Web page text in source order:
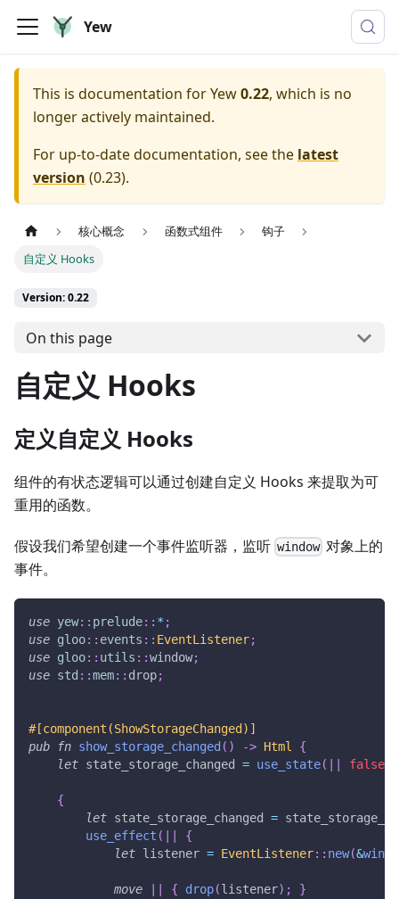
Yew
This is documentation forYew0.22, which is no
longer actively maintained.
For up-to-date documentation, see the latest
version (0.23).
核心概念 函数式组件
钩子
自定义 Hooks
Version: 0.22
On this page
自定义 Hooks
定义自定义 Hooks
组件的有状态逻辑可以通过创建自定义 Hooks 来提取为可
重用的函数。
假设我们希望创建一个事件监听器，监听 window 对象上的
事件。
use yew:: prelude:: * ;
use gloo:: events :: EventListener;
use gloo:: utils ::window;
use std ::mem:: drop;
#[component(ShowStorageChanged)]
pub
fn show_storage_changed ( ) -> Html
{
let state_storage_changed = use_state( false
{
let state_storage_changed =
use_effect (
{
let listener = EventListener:: new(&
move { drop(listener) ;
}